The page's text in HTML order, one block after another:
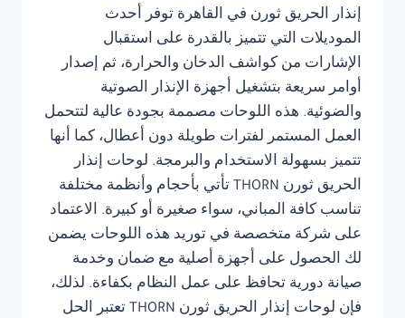
إنذار الحريق ثورن في القاهرة توفر أحدث
الموديلات التي تتميز بالقدرة على استقبال
الإشارات من كواشف الدخان والحرارة، ثم إصدار
أوامر سريعة بتشغيل أجهزة الإنذار الصوتية
والضوئية. هذه اللوحات مصممة بجودة عالية لتتحمل
العمل المستمر لفترات طويلة دون أعطال، كما أنها
تتميز بسهولة الاستخدام والبرمجة. لوحات إنذار
الحريق ثورن THORN تأتي بأحجام وأنظمة مختلفة
تناسب كافة المباني، سواء صغيرة أو كبيرة. الاعتماد
على شركة متخصصة في توريد هذه اللوحات يضمن
لك الحصول على أجهزة أصلية مع ضمان وخدمة
صيانة دورية تحافظ على عمل النظام بكفاءة. لذلك،
فإن لوحات إنذار الحريق ثورن THORN تعتبر الحل